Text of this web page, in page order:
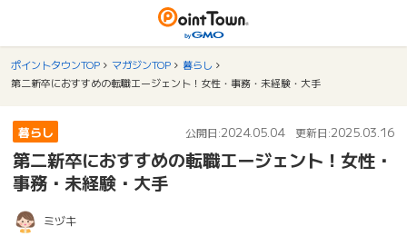
ポイントタウンTOP マガジンTOP
暮らし
第二新卒におすすめの転職エージェント！女性・事務・未経験・大手
暮らし 公開日:2024.05.04 更新日:2025.03.16
第二新卒におすすめの転職エージェント！女性・
事務・未経験・大手
ミヅキ